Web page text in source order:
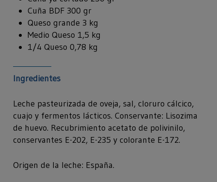
Cuña BDF 300 gr
Queso grande 3 kg
Medio Queso 1,5 kg
1/4 Queso 0,78 kg
Ingredientes
Leche pasteurizada de oveja, sal, cloruro cálcico,
cuajo y fermentos lácticos. Conservante: Lisozima
de huevo. Recubrimiento acetato de polivinilo,
conservantes E-202, E-235 y colorante E-172.
Origen de la leche: España.